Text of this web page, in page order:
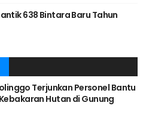
638 Bintara Baru Tahun
Terjunkan Personel Bantu
Hutan di Gunung